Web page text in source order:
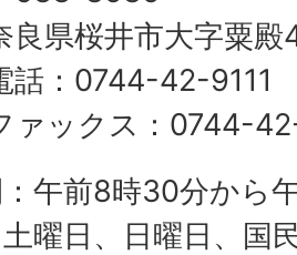
良県桜井市大字粟
話：0744-42-9111
ァックス：0744-
午前8時30分から
土曜日、日曜日、国